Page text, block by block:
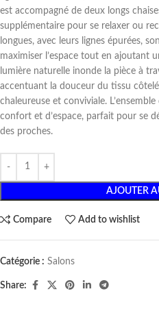
est accompagné de deux longs
supplémentaire pour se relaxer ou
longues, avec leurs lignes épurées,
maximiser l’espace tout en ajoutant
lumière naturelle inonde la pièce à
accentuant la douceur du tissu
chaleureuse et conviviale.
confort et d’espace, parfait pour se
des proches.
AJOUTER
Compare Add to wishlist
Catégorie : Salons
Share: